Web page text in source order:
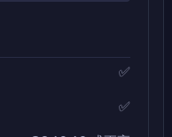
✅
✅